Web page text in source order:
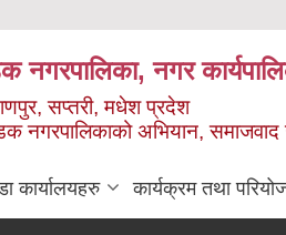
नगरपालिका, नगर
सप्तरी, मधेश प्रदेश
नगरपालिकाको अभियान, समाजवाद
कार्यालयहरु कार्यक्रम तथा